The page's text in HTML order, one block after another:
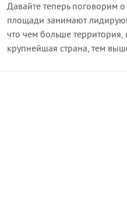
Давайте теперь поговорим
площади занимают
что чем больше территория,
крупнейшая страна, тем